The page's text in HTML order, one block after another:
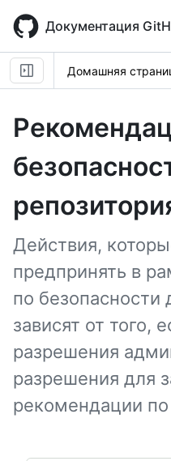
main
content
Документация
Домашняя
Действия,
предпринять в
по безопасности
зависят от того,
разрешения
разрешения для
рекомендации по